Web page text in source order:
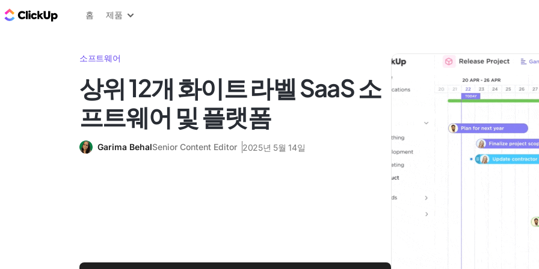
ClickUp 블로그
홈 제품
소프트웨어
상위 12개 화이트 라벨 SaaS 소
프트웨어 및 플랫폼
Garima BehalSenior Content Editor 2025년 5월 14일